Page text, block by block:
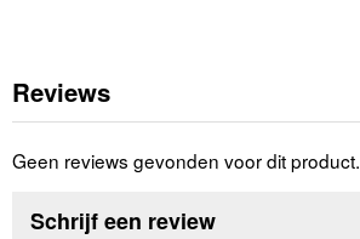
Reviews
Geen reviews gevonden voor dit product.
Schrijf een review